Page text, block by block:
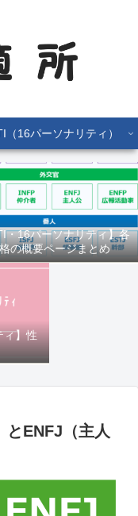
（16パーソナリティ）
・16パーソナリティ】各
の概要ページまとめ
ィ】性
とENFJ（主人